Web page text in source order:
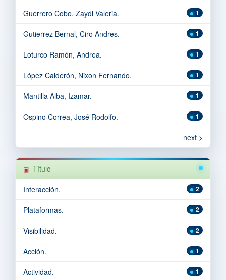
1
Guerrero Cobo, Zaydi Valeria.
1
Gutierrez Bernal, Ciro Andres.
1
Loturco Ramón, Andrea.
1
López Calderón, Nixon Fernando.
1
Mantilla Alba, Izamar.
1
Ospino Correa, José Rodolfo.
next >
Título
2
Interacción.
2
Plataformas.
2
Visibilidad.
1
Acción.
1
Actividad.